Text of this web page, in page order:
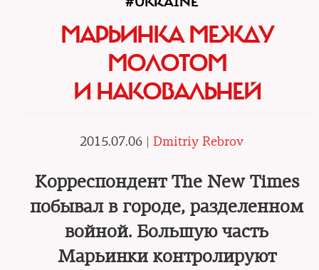
МАРЬИНКА МЕЖДУ
МОЛОТОМ
И НАКОВАЛЬНЕЙ
2015.07.06 | Dmitriy Rebrov
Корреспондент The New Times
побывал в городе, разделенном
войной. Большую часть
Марьинки контролируют